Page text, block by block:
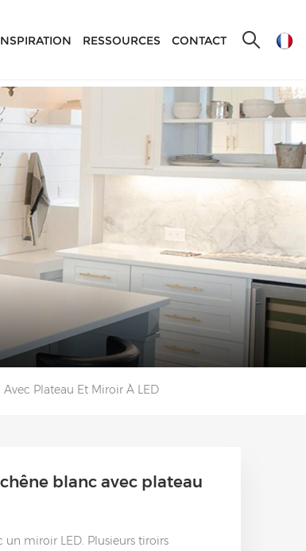
RESSOURCES CONTACT
Plateau Et Miroir À LED
blanc avec plateau
un miroir LED. Plusieurs tiroirs